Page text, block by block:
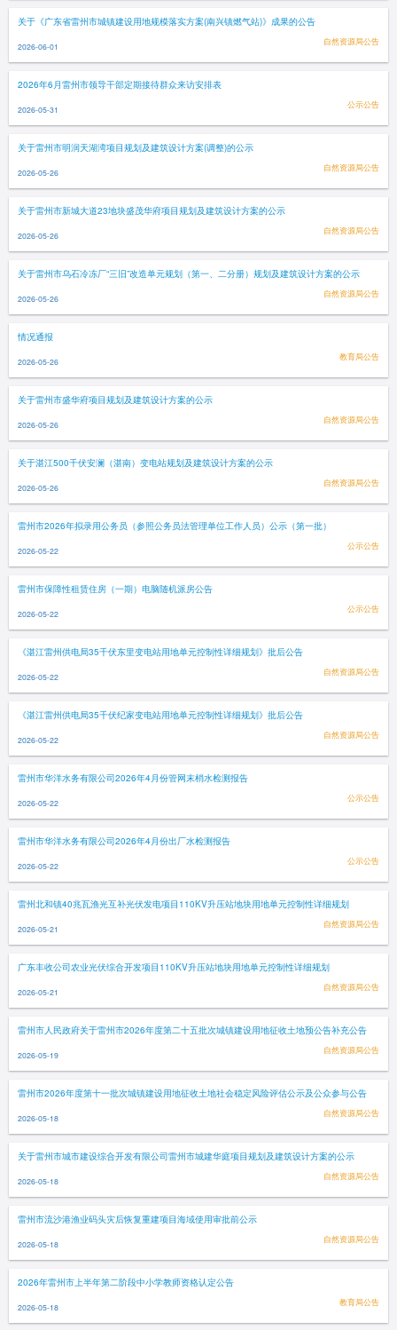
关于《广东省雷州市城镇建设用地规模落实方案(南兴镇燃气站)》成果的公告
2026-06-01 自然资源局公告
2026年6月雷州市领导干部定期接待群众来访安排表
2026-05-31 公示公告
关于雷州市明润天湖湾项目规划及建筑设计方案(调整)的公示
2026-05-26 自然资源局公告
关于雷州市新城大道23地块盛茂华府项目规划及建筑设计方案的公示
2026-05-26 自然资源局公告
关于雷州市乌石冷冻厂“三旧”改造单元规划（第一、二分册）规划及建筑设计方案的公示
2026-05-26 自然资源局公告
情况通报
2026-05-26 教育局公告
关于雷州市盛华府项目规划及建筑设计方案的公示
2026-05-26 自然资源局公告
关于湛江500千伏安澜（湛南）变电站规划及建筑设计方案的公示
2026-05-26 自然资源局公告
雷州市2026年拟录用公务员（参照公务员法管理单位工作人员）公示（第一批）
2026-05-22 公示公告
雷州市保障性租赁住房（一期）电脑随机派房公告
2026-05-22 公示公告
《湛江雷州供电局35千伏东里变电站用地单元控制性详细规划》批后公告
2026-05-22 自然资源局公告
《湛江雷州供电局35千伏纪家变电站用地单元控制性详细规划》批后公告
2026-05-22 自然资源局公告
雷州市华洋水务有限公司2026年4月份管网末梢水检测报告
2026-05-22 公示公告
雷州市华洋水务有限公司2026年4月份出厂水检测报告
2026-05-22 公示公告
雷州北和镇40兆瓦渔光互补光伏发电项目110KV升压站地块用地单元控制性详细规划
2026-05-21 自然资源局公告
广东丰收公司农业光伏综合开发项目110KV升压站地块用地单元控制性详细规划
2026-05-21 自然资源局公告
雷州市人民政府关于雷州市2026年度第二十五批次城镇建设用地征收土地预公告补充公告
2026-05-19 自然资源局公告
雷州市2026年度第十一批次城镇建设用地征收土地社会稳定风险评估公示及公众参与公告
2026-05-18 自然资源局公告
关于雷州市城市建设综合开发有限公司雷州市城建华庭项目规划及建筑设计方案的公示
2026-05-18 自然资源局公告
雷州市流沙港渔业码头灾后恢复重建项目海域使用审批前公示
2026-05-18 自然资源局公告
2026年雷州市上半年第二阶段中小学教师资格认定公告
2026-05-18 教育局公告